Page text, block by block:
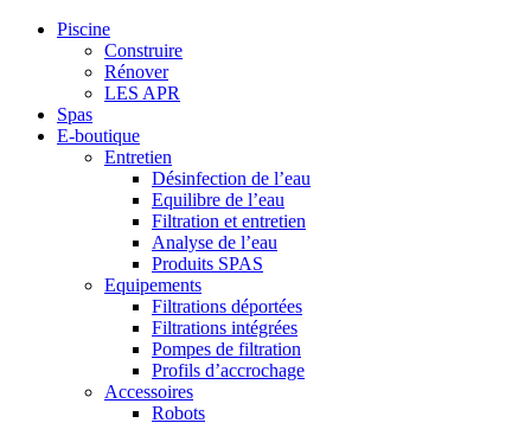
Piscine
Construire
Rénover
LES APR
Spas
E-boutique
Entretien
Désinfection de l’eau
Equilibre de l’eau
Filtration et entretien
Analyse de l’eau
Produits SPAS
Equipements
Filtrations déportées
Filtrations intégrées
Pompes de filtration
Profils d’accrochage
Accessoires
Robots